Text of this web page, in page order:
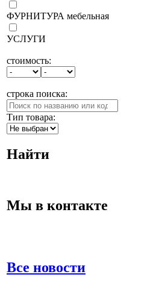
ФУРНИТУРА мебельная
УСЛУГИ
стоимость:
строка поиска:
Тип товара:
Найти
Мы в контакте
Все новости